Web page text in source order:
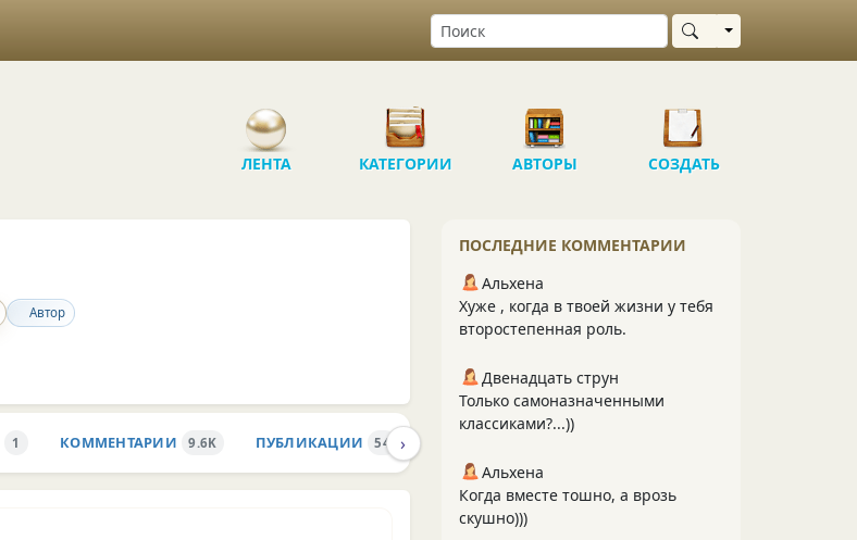
Выбрать область
ЛЕНТА КАТЕГОРИИ АВТОРЫ СОЗДАТЬ
Автор
1 КОММЕНТАРИИ 9.6K ПУБЛИКАЦИИ 54 ›
ПОСЛЕДНИЕ КОММЕНТАРИИ
Альхена
Хуже , когда в твоей жизни у тебя
второстепенная роль.
Двенадцать струн
Только самоназначенными
классиками?...))
Альхена
Когда вместе тошно, а врозь
скушно)))